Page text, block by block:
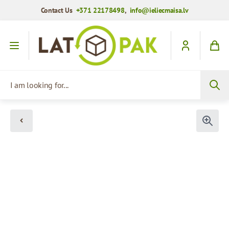
Contact Us +371 22178498, info@ieliecmaisa.lv